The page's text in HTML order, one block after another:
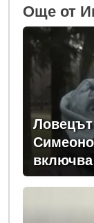
Oще от